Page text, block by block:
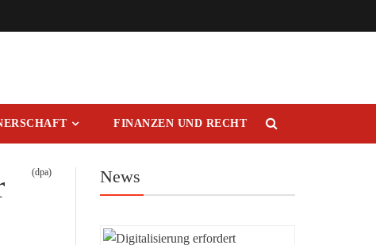
FINANZEN UND RECHT
(dpa) News